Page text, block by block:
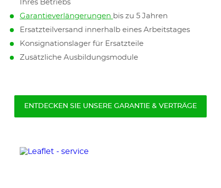
Ihres Betriebs
Garantieverlängerungen bis zu 5 Jahren
Ersatzteilversand innerhalb eines Arbeitstages
Konsignationslager für Ersatzteile
Zusätzliche Ausbildungsmodule
ENTDECKEN SIE UNSERE GARANTIE & VERTRÄGE